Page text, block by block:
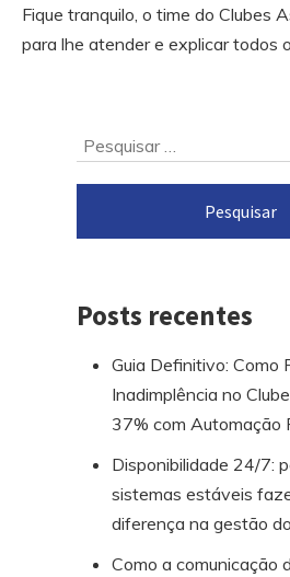
Fique tranquilo, o time do Clubes
para lhe atender e explicar todos
Pesquisar
Posts recentes
Guia Definitivo: Como
Inadimplência no
37% com Automação
Disponibilidade 24/7:
sistemas estáveis
diferença na gestão
Como a comunicação